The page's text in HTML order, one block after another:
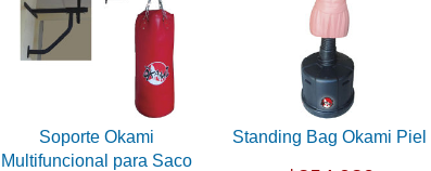
Soporte Okami
Multifuncional para Saco
Standing Bag Okami Piel